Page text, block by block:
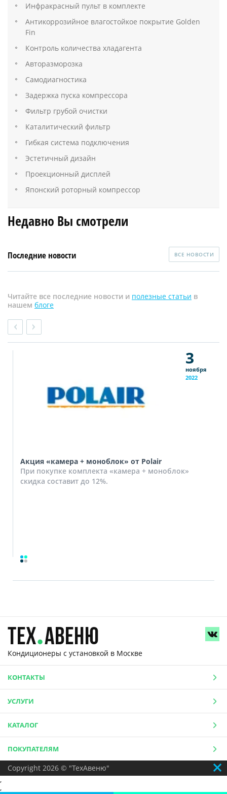
Инфракрасный пульт в комплекте
Антикоррозийное влагостойкое покрытие Golden
Fin
Контроль количества хладагента
Авторазморозка
Самодиагностика
Задержка пуска компрессора
Фильтр грубой очистки
Каталитический фильтр
Гибкая система подключения
Эстетичный дизайн
Проекционный дисплей
Японский роторный компрессор
Недавно Вы смотрели
Последние новости ВСЕ НОВОСТИ
Читайте все последние новости и полезные статьи в
нашем блоге
3
ноября
2022
Акция «камера + моноблок» от Polair
При покупке комплекта «камера + моноблок»
скидка составит до 12%.
Кондиционеры с установкой в Москве
КОНТАКТЫ
УСЛУГИ
КАТАЛОГ
ПОКУПАТЕЛЯМ
Copyright 2026 © "ТехАвеню"
,
,